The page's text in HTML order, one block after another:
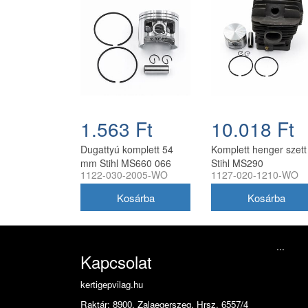
1.563 Ft
Dugattyú komplett 54
mm Stihl MS660 066
láncfűrészhez
1122-030-2005-WO
10.018 Ft
Komplett henger szett
Stihl MS290
láncfűrészhez 46 mm
1127-020-1210-WO
Kapcsolat
kertigepvilag.hu
Raktár: 8900. Zalaegerszeg, Hrsz. 6557/4
...